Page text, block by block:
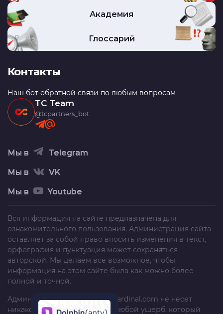
Академия
Глоссарий
Контакты
Наш бот обратной связи по любым вопросам
TC Team
@tcpartners_bot
Мы в Telegram
Мы в VK
Мы в Youtube
Вся информация на сайте предназначена для
ознакомительного пользования. Администрация сайта
оставляет за собой право вносить изменения в текст,
орфография и пунктуация может сохраняться
авторской. Мы делаем все возможное, чтобы
информация на этом сайте была как можно более
полной и точной.
Администрация сайтаtrafficcardinal.com не несет
никакой ответственности за любой ущерб, который